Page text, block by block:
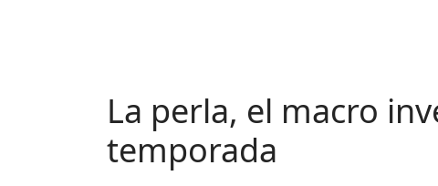
La perla, el macro
temporada